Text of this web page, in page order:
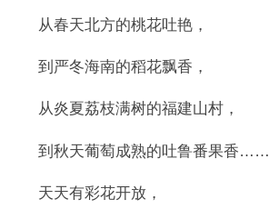
从春天北方的桃花吐艳，
到严冬海南的稻花飘香，
从炎夏荔枝满树的福建山村，
到秋天葡萄成熟的吐鲁番果香……
天天有彩花开放，